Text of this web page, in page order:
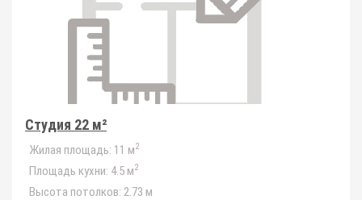
Студия 22 м²
Жилая площадь: 11 м2
Площадь кухни: 4.5 м2
Высота потолков: 2.73 м